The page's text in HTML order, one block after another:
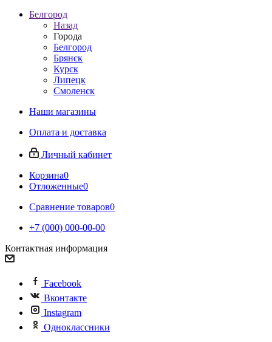
Белгород
Назад
Города
Белгород
Брянск
Курск
Липецк
Смоленск
Наши магазины
Оплата и доставка
Личный кабинет
Корзина0
Отложенные0
Сравнение товаров0
+7 (000) 000-00-00
Контактная информация
Facebook
Вконтакте
Instagram
Одноклассники